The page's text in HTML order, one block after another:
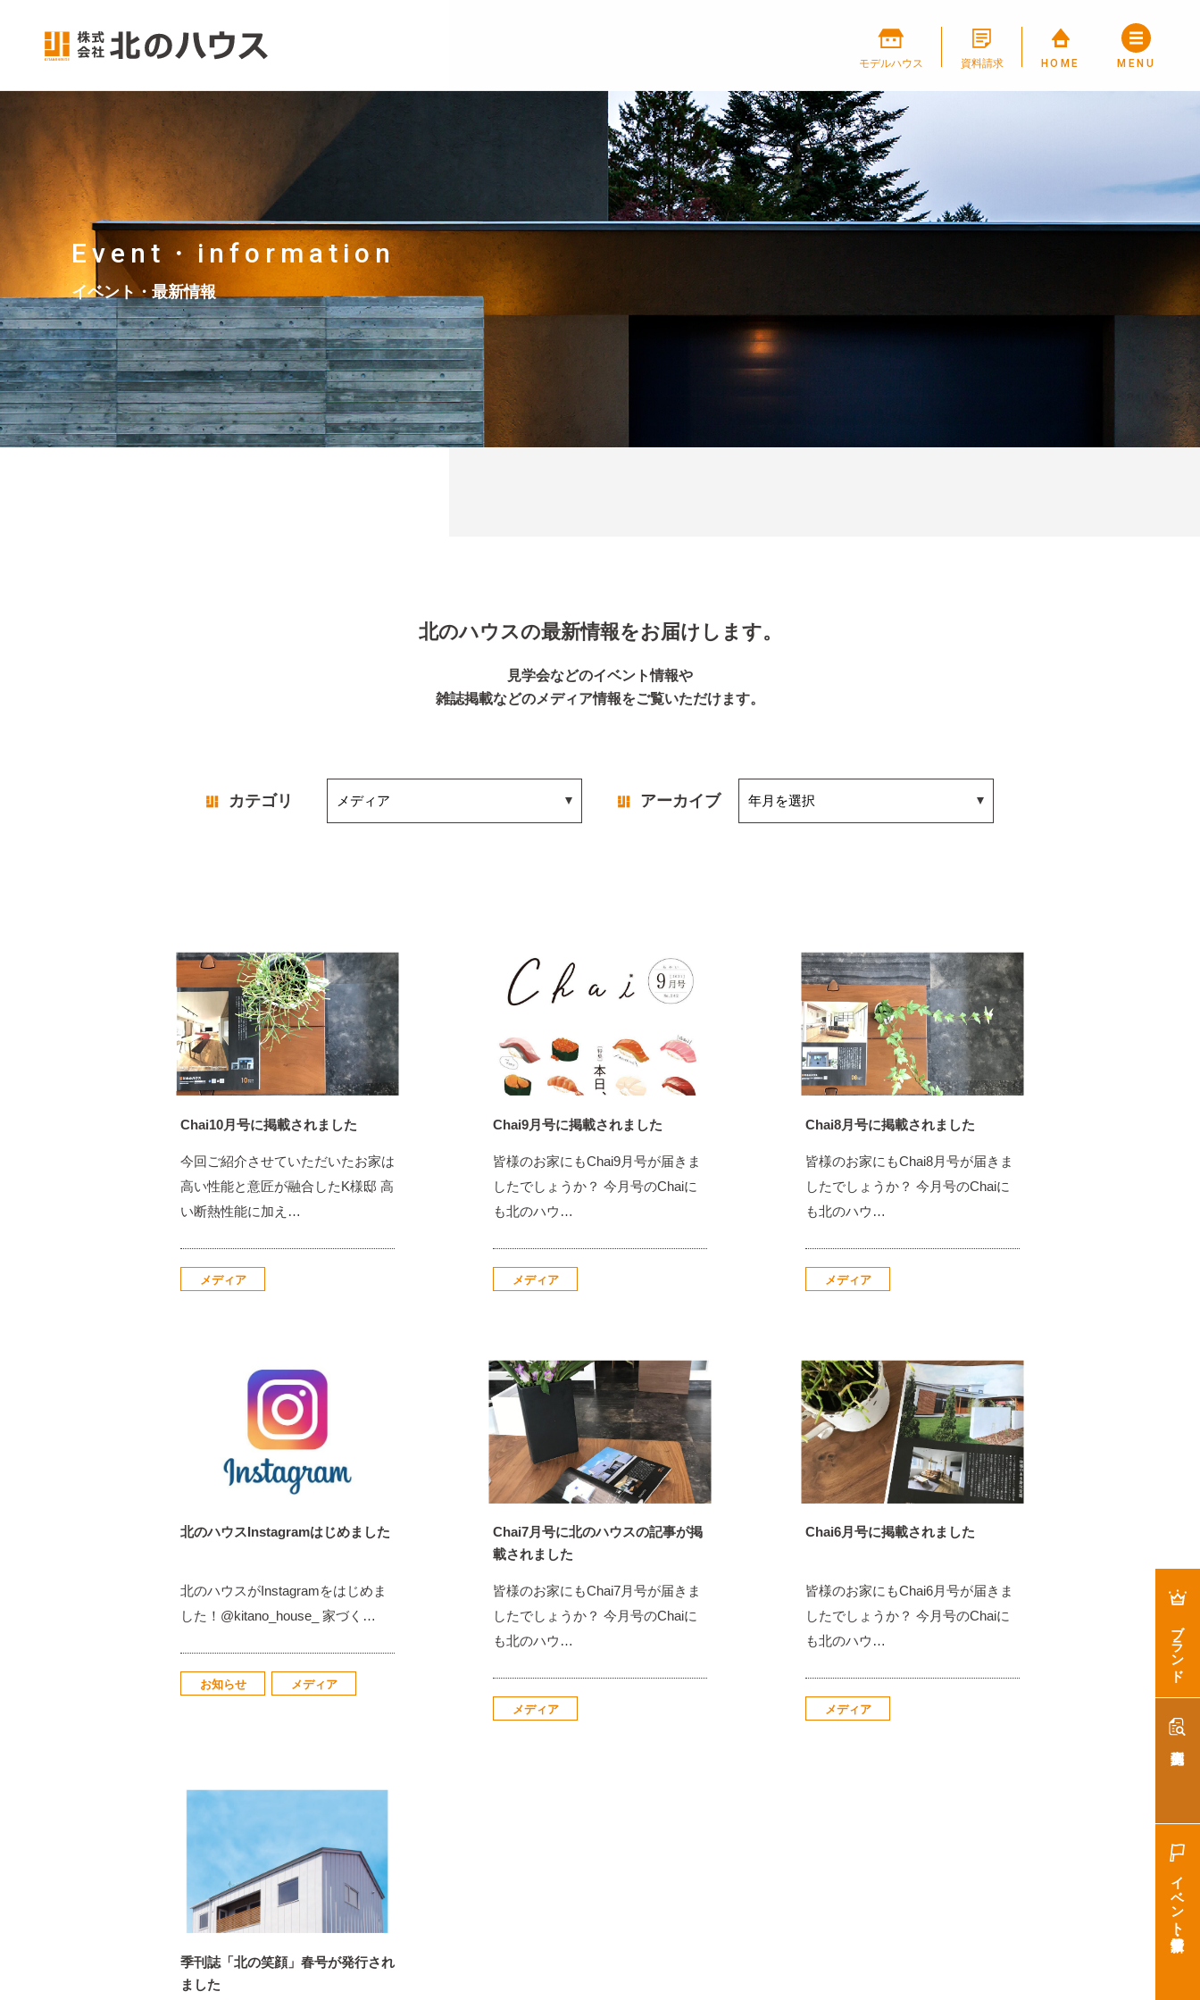
モデルハウス 資料請求 HOME MENU
ブランド
イベント・最新情報
Event・information
イベント・最新情報
北のハウスの最新情報をお届けします。
見学会などのイベント情報や
雑誌掲載などのメディア情報をご覧いただけます。
カテゴリ アーカイブ
Chai10月号に掲載されました
今回ご紹介させていただいたお家は
高い性能と意匠が融合したK様邸 高
い断熱性能に加え…
メディア
Chai9月号に掲載されました
皆様のお家にもChai9月号が届きま
したでしょうか？ 今月号のChaiに
も北のハウ…
メディア
Chai8月号に掲載されました
皆様のお家にもChai8月号が届きま
したでしょうか？ 今月号のChaiに
も北のハウ…
メディア
北のハウスInstagramはじめました
北のハウスがInstagramをはじめま
した！@kitano_house_ 家づく…
お知らせ メディア
Chai7月号に北のハウスの記事が掲
載されました
皆様のお家にもChai7月号が届きま
したでしょうか？ 今月号のChaiに
も北のハウ…
メディア
Chai6月号に掲載されました
皆様のお家にもChai6月号が届きま
したでしょうか？ 今月号のChaiに
も北のハウ…
メディア
季刊誌「北の笑顔」春号が発行され
ました